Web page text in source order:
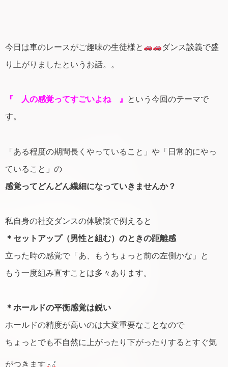
今日は車のレースがご趣味の生徒様と
ダンス談義で盛
り上がりましたというお話。。
『 人の感覚ってすごいよね 』 という 今回のテーマで
す。
「ある程度の期間長くやっていること」や「日常的にやっ
ていること」の
感覚ってどんどん繊細になっていきませんか？
私自身の社交ダンスの体験談で例えると
＊セットアップ（男性と組む）のときの距離感
立った時の感覚で「あ、もうちょっと前の左側かな」と
もう一度組み直すことは多々あります。
＊ホールドの平衡感覚は鋭い
ホールドの精度が高いのは大変重要なことなので
ちょっとでも不自然に上がったり下がったりするとすぐ気
がつきます